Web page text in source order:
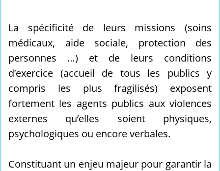
La spécificité de leurs missions (soins
médicaux, aide sociale, protection des
personnes …) et de leurs conditions
d’exercice (accueil de tous les publics y
compris les plus fragilisés) exposent
fortement les agents publics aux violences
externes qu’elles soient physiques,
psychologiques ou encore verbales.
Constituant un enjeu majeur pour garantir la